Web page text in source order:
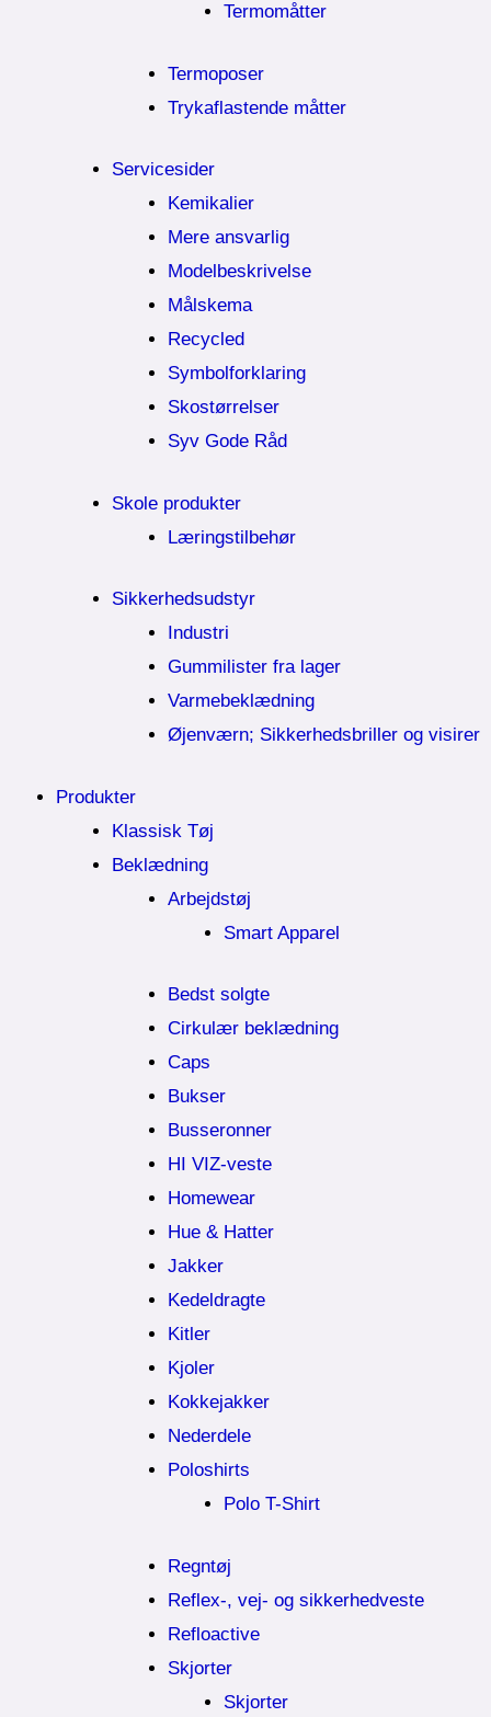
Termomåtter
Termoposer
Trykaflastende måtter
Servicesider
Kemikalier​
Mere ansvarlig
Modelbeskrivelse
Målskema
Recycled
Symbolforklaring
Skostørrelser
Syv Gode Råd
Skole produkter
Læringstilbehør
Sikkerhedsudstyr
Industri
Gummilister fra lager
Varmebeklædning
Øjenværn; Sikkerhedsbriller og visirer
Produkter
Klassisk Tøj
Beklædning
Arbejdstøj
Smart Apparel
Bedst solgte
Cirkulær beklædning
Caps
Bukser
Busseronner
HI VIZ-veste
Homewear
Hue & Hatter
Jakker
Kedeldragte
Kitler
Kjoler
Kokkejakker
Nederdele
Poloshirts
Polo T-Shirt
Regntøj
Reflex-, vej- og sikkerhedveste
Refloactive
Skjorter
Skjorter